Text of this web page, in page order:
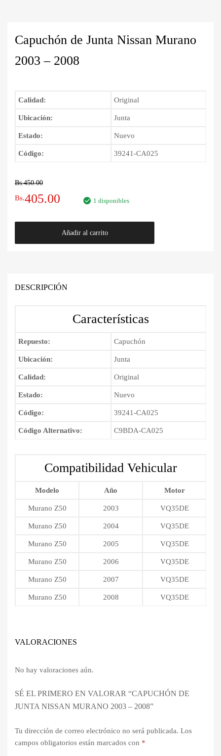
Capuchón de Junta Nissan Murano
2003 – 2008
Calidad: Original
Ubicación: Junta
Estado: Nuevo
Código: 39241-CA025
Bs.450.00
El
precio
original
Bs.450.00.
Bs.405.00
precio
actual
Bs.405.00.
1 disponibles
2003
Añadir al carrito
DESCRIPCIÓN
Características
Repuesto: Capuchón
Ubicación: Junta
Calidad: Original
Estado: Nuevo
Código: 39241-CA025
Código Alternativo: C9BDA-CA025
Compatibilidad Vehicular
Modelo Año Motor
Murano Z50 2003 VQ35DE
Murano Z50 2004 VQ35DE
Murano Z50 2005 VQ35DE
Murano Z50 2006 VQ35DE
Murano Z50 2007 VQ35DE
Murano Z50 2008 VQ35DE
VALORACIONES
No hay valoraciones aún.
SÉ EL PRIMERO EN VALORAR “CAPUCHÓN DE
JUNTA NISSAN MURANO 2003 – 2008”
Tu dirección de correo electrónico no será publicada. Los
campos obligatorios están marcados con *